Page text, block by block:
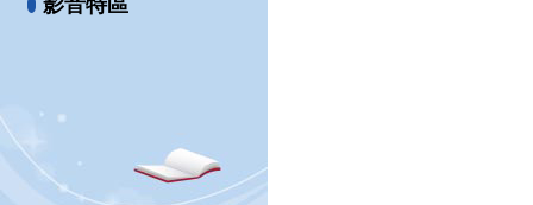
影音特區